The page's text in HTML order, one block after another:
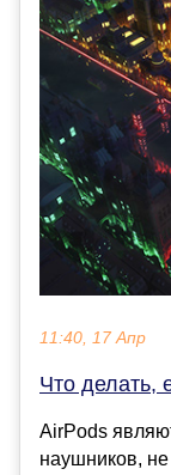
11:40, 17 Апр
Что делать,
AirPods
наушников,